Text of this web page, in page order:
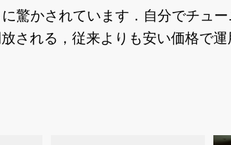
驚かされています．自分でチュ
される，従来よりも安い価格で